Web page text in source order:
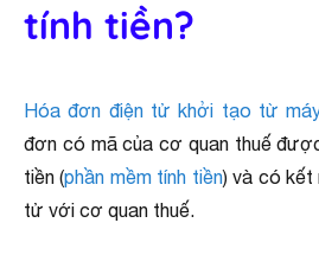
tính tiền?
Hóa đơn điện tử khởi tạo từ
đơn có mã của cơ quan thuế
tiền (phần mềm tính tiền) và có kết
tử với cơ quan thuế.